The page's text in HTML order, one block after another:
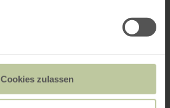
Cookies zulassen